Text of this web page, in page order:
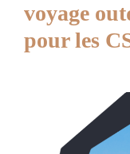
voyage
pour les